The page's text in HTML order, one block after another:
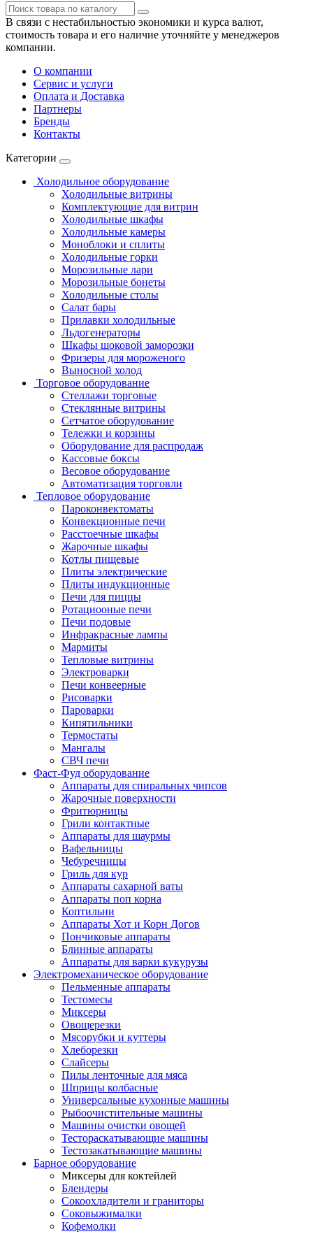
В связи с нестабильностью экономики и курса валют,
стоимость товара и его наличие уточняйте у менеджеров
компании.
О компании
Сервис и услуги
Оплата и Доставка
Партнеры
Бренды
Контакты
Категории
Холодильное оборудование
Холодильные витрины
Комплектующие для витрин
Холодильные шкафы
Холодильные камеры
Моноблоки и сплиты
Холодильные горки
Морозильные лари
Морозильные бонеты
Холодильные столы
Салат бары
Прилавки холодильные
Льдогенераторы
Шкафы шоковой заморозки
Фризеры для мороженого
Выносной холод
Торговое оборудование
Стеллажи торговые
Стеклянные витрины
Сетчатое оборудование
Тележки и корзины
Оборудование для распродаж
Кассовые боксы
Весовое оборудование
Автоматизация торговли
Тепловое оборудование
Пароконвектоматы
Конвекционные печи
Расстоечные шкафы
Жарочные шкафы
Котлы пищевые
Плиты электрические
Плиты индукционные
Печи для пиццы
Ротациооные печи
Печи подовые
Инфракрасные лампы
Мармиты
Тепловые витрины
Электроварки
Печи конвеерные
Рисоварки
Пароварки
Кипятильники
Термостаты
Мангалы
СВЧ печи
Фаст-Фуд оборудование
Аппараты для спиральных чипсов
Жарочные поверхности
Фритюрницы
Грили контактные
Аппараты для шаурмы
Вафельницы
Чебуречницы
Гриль для кур
Аппараты сахарной ваты
Аппараты поп корна
Коптильни
Аппараты Хот и Корн Догов
Пончиковые аппараты
Блинные аппараты
Аппараты для варки кукурузы
Электромеханическое оборудование
Пельменные аппараты
Тестомесы
Миксеры
Овощерезки
Мясорубки и куттеры
Хлеборезки
Слайсеры
Пилы ленточные для мяса
Шприцы колбасные
Универсальные кухонные машины
Рыбоочистительные машины
Машины очистки овощей
Тестораскатывающие машины
Тестозакатывающие машины
Барное оборудование
Миксеры для коктейлей
Блендеры
Сокоохладители и граниторы
Соковыжималки
Кофемолки